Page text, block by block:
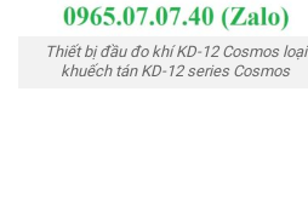
Thiết bị đầu đo khí KD-12 Cosmos loại
khuếch tán KD-12 series Cosmos